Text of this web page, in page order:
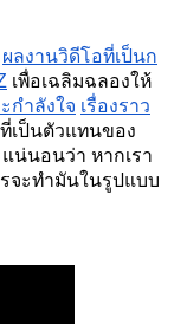
ผลงานวิดีโอที่เป็นก
เพื่อเฉลิมฉลองให้
กำลังใจ เรื่องราว
ที่เป็นตัวแทนของ
น่นอนว่า หากเรา
จะทำมันในรูปแบบ